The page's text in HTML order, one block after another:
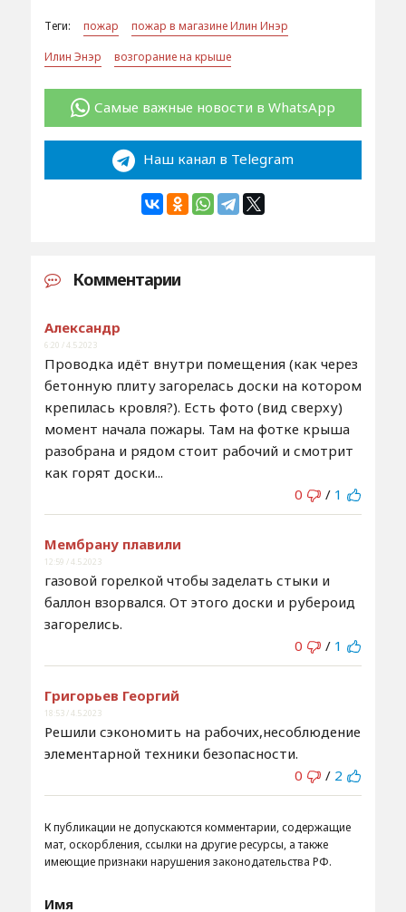
Теги: пожар
пожар в магазине Илин Инэр
Илин Энэр
возгорание на крыше
Самые важные новости в WhatsApp
Наш канал в Telegram
Комментарии
Александр
6:20 / 4.5.2023
Проводка идёт внутри помещения (как через
бетонную плиту загорелась доски на котором
крепилась кровля?). Есть фото (вид сверху)
момент начала пожары. Там на фотке крыша
разобрана и рядом стоит рабочий и смотрит
как горят доски...
0
/ 1
Мембрану плавили
12:59 / 4.5.2023
газовой горелкой чтобы заделать стыки и
баллон взорвался. От этого доски и рубероид
загорелись.
0
/ 1
Григорьев Георгий
18:53 / 4.5.2023
Решили сэкономить на рабочих,несоблюдение
элементарной техники безопасности.
0
/ 2
К публикации не допускаются комментарии, содержащие
мат, оскорбления, ссылки на другие ресурсы, а также
имеющие признаки нарушения законодательства РФ.
Имя